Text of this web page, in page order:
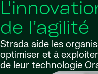
de l’agilité
Strada aide les
optimiser et à
de leur technologie